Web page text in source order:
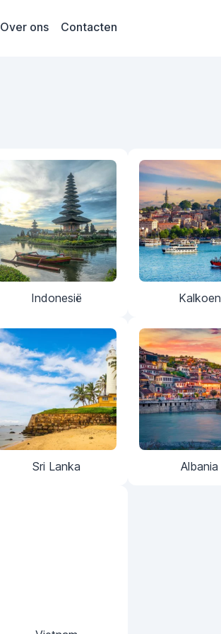
Over ons Contacten
Indonesië Kalkoen
Sri Lanka Albania